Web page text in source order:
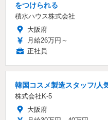
をつけられる
積水ハウス株式会社
大阪府
月給26万円～
正社員
韓国コスメ製造スタッフ/人
株式会社K-5
大阪府